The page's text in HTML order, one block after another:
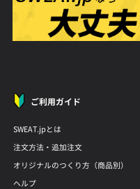
ご利用ガイド
SWEAT.jpとは
注文方法・追加注文
オリジナルのつくり方（商品別）
ヘルプ